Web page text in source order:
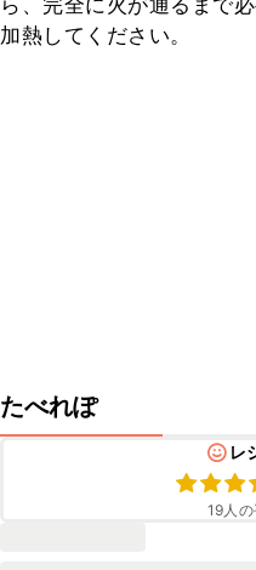
ら、完全に火が通るまで
加熱してください。
たべれぽ
レ
19人